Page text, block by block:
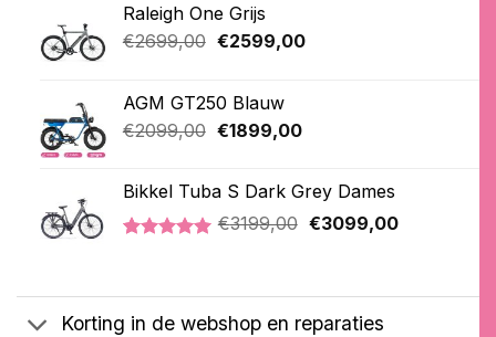
Raleigh One Grijs
€2699,00 Oorspronkelijke
€2699,00.
€2599,00Huidige
AGM GT250 Blauw
€2099,00 Oorspronkelijke
€2099,00.
€1899,00Huidige
€1899,00.
Bikkel Tuba S Dark Grey Dames
klantbeoordeling
€3199,00 Oorspronkelijke
€3099,00Huidige
Korting in de webshop en reparaties